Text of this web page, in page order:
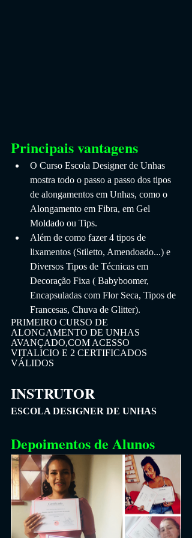
Principais vantagens
O Curso Escola Designer de Unhas
mostra todo o passo a passo dos tipos
de alongamentos em Unhas, como o
Alongamento em Fibra, em Gel
Moldado ou Tips.
Além de como fazer 4 tipos de
lixamentos (Stiletto, Amendoado...) e
Diversos Tipos de Técnicas em
Decoração Fixa ( Babyboomer,
Encapsuladas com Flor Seca, Tipos de
Francesas, Chuva de Glitter).
PRIMEIRO CURSO DE
ALONGAMENTO DE UNHAS
AVANÇADO,COM ACESSO
VITALICIO E 2 CERTIFICADOS
VÁLIDOS
INSTRUTOR
ESCOLA DESIGNER DE UNHAS
Depoimentos de Alunos